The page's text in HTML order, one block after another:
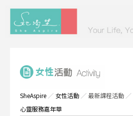
SheAspire ／ 女性活動 ／最新課程活動 ／
心靈服務嘉年華